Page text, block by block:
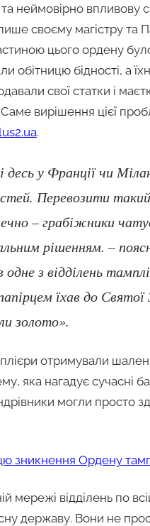
неймовірно впливову
своєму магістру та
цього ордену
обітницю бідності, а
свої статки і
вирішення цієї
.
у Франції чи
Перевозити такий
– грабіжники
рішенням. –
з відділень
їхав до
золото».
отримували
нагадує сучасні
могли просто
зникнення Ордену
мережі відділень по
державу. Вони не